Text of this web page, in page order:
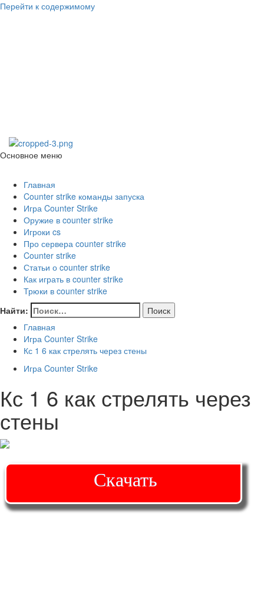
Перейти к содержимому
Основное меню
Главная
Counter strike команды запуска
Игра Counter Strike
Оружие в counter strike
Игроки cs
Про сервера counter strike
Counter strike
Статьи о counter strike
Как играть в counter strike
Трюки в counter strike
Найти:
Главная
Игра Counter Strike
Кс 1 6 как стрелять через стены
Игра Counter Strike
Кс 1 6 как стрелять через
стены
Скачать